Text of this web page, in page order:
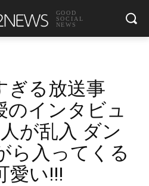
GOOD
SOCIAL
NEWS
ぎる放送事
のインタビュ
が乱入 ダン
ら入ってくる
愛い!!!